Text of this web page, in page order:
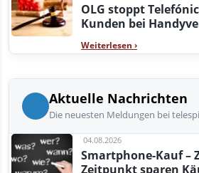
OLG stoppt
Kunden bei
Weiterlesen ›
Aktuelle Nachrichten
Die neuesten Meldungen bei
04.08.2026
Smartphone-Kauf –
Zeitpunkt sparen